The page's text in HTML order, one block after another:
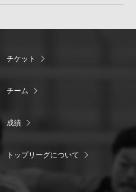
チケット
チーム
成績
トップリーグについて